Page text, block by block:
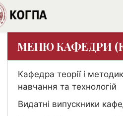
МЕНЮ КАФЕДРИ
Кафедра теорії і
навчання та технологій
Видатні випускники